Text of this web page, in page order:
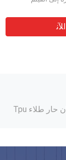
طباعة الحبر المقاومة للماء DTF للطابعات Epson الطباعة عالية السرعة استهلاك منخفض